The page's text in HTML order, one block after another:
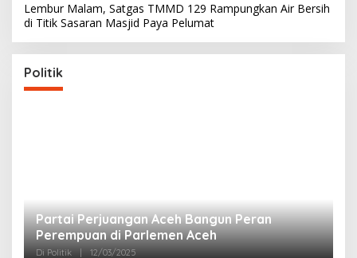
Lembur Malam, Satgas TMMD 129 Rampungkan Air Bersih
di Titik Sasaran Masjid Paya Pelumat
Politik
Partai Perjuangan Aceh Bangun Peran
Perempuan di Parlemen Aceh
Di Politik 12/03/2025